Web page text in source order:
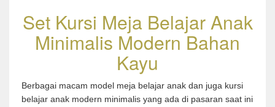
Set Kursi Meja Belajar Anak
Minimalis Modern Bahan
Kayu
Berbagai macam model meja belajar anak dan juga kursi
belajar anak modern minimalis yang ada di pasaran saat ini